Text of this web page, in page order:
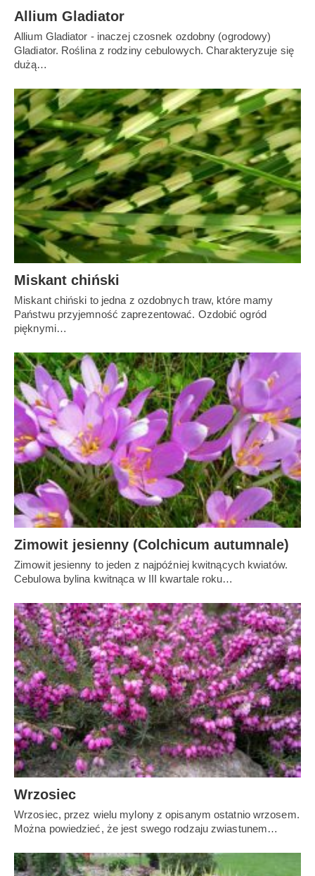
Allium Gladiator
Allium Gladiator - inaczej czosnek ozdobny (ogrodowy)
Gladiator. Roślina z rodziny cebulowych. Charakteryzuje się
dużą…
Miskant chiński
Miskant chiński to jedna z ozdobnych traw, które mamy
Państwu przyjemność zaprezentować. Ozdobić ogród
pięknymi…
Zimowit jesienny (Colchicum autumnale)
Zimowit jesienny to jeden z najpóźniej kwitnących kwiatów.
Cebulowa bylina kwitnąca w III kwartale roku…
Wrzosiec
Wrzosiec, przez wielu mylony z opisanym ostatnio wrzosem.
Można powiedzieć, że jest swego rodzaju zwiastunem…